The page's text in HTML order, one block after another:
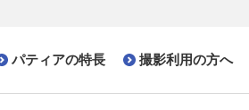
パティアの特長 撮影利用の方へ